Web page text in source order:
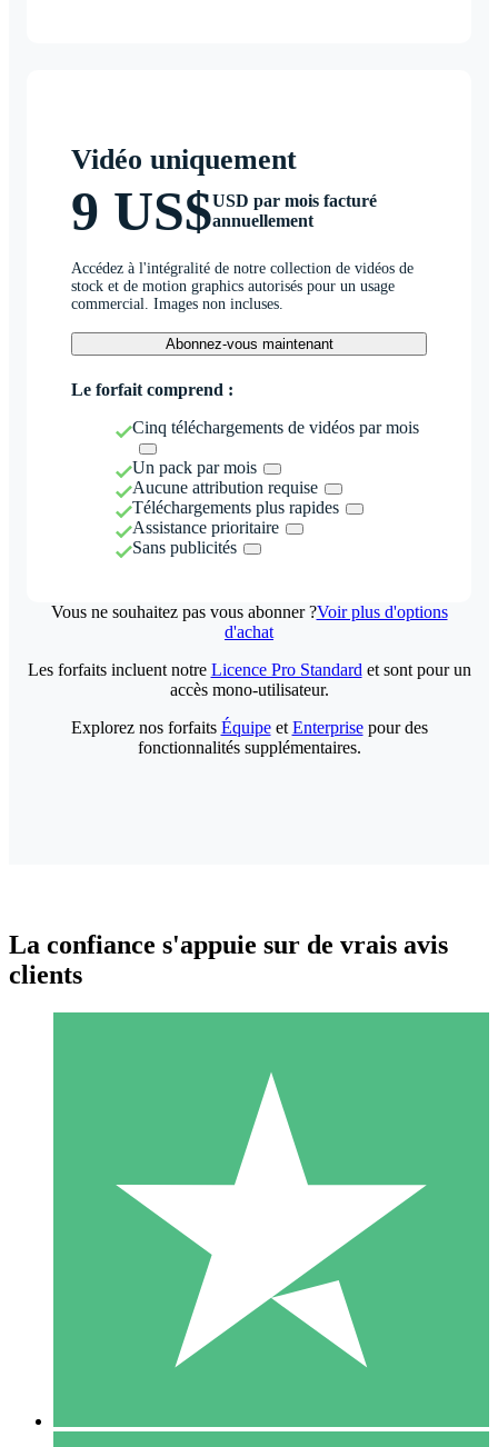
Vidéo uniquement
9 US$USD par mois facturé
annuellement
Accédez à l'intégralité de notre collection de vidéos de
stock et de motion graphics autorisés pour un usage
commercial. Images non incluses.
Abonnez-vous maintenant
Le forfait comprend :
Cinq téléchargements de vidéos par mois
Un pack par mois
Aucune attribution requise
Téléchargements plus rapides
Assistance prioritaire
Sans publicités
Vous ne souhaitez pas vous abonner ?Voir plus d'options
d'achat
Packs de Crédits Individuels
Payez à l'utilisation avec des crédits de téléchargement. Sans
1 Téléchargement
10 00
Les forfaits incluent notre Licence Pro Standard et sont pour un
accès mono-utilisateur.
Explorez nos forfaits Équipeet Enterprisepour des
fonctionnalités supplémentaires.
La confiance s'appuie sur de vrais avis
clients